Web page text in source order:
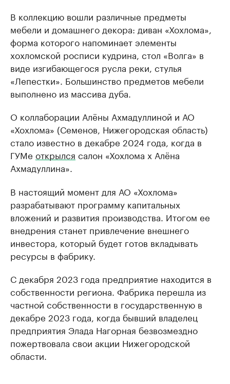
В коллекцию вошли различные предметы
мебели и домашнего декора: диван «Хохлома»,
форма которого напоминает элементы
хохломской росписи кудрина, стол «Волга» в
виде изгибающегося русла реки, стулья
«Лепестки». Большинство предметов мебели
выполнено из массива дуба.
О коллаборации Алёны Ахмадуллиной и АО
«Хохлома» (Семенов, Нижегородская область)
стало известно в декабре 2024 года, когда в
ГУМе открылся салон «Хохлома х Алёна
Ахмадуллина».
В настоящий момент для АО «Хохлома»
разрабатывают программу капитальных
вложений и развития производства. Итогом ее
внедрения станет привлечение внешнего
инвестора, который будет готов вкладывать
ресурсы в фабрику.
С декабря 2023 года предприятие находится в
собственности региона. Фабрика перешла из
частной собственности в государственную в
декабре 2023 года, когда бывший владелец
предприятия Элада Нагорная безвозмездно
пожертвовала свои акции Нижегородской
области.